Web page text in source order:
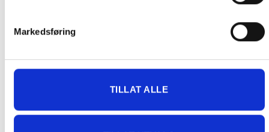
Markedsføring
TILLAT ALLE